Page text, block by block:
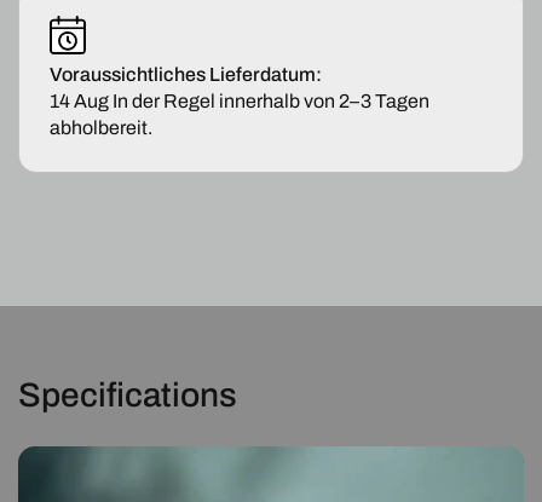
für
Hyundai
i10
08-
Hyundai
08-
Voraussichtliches Lieferdatum:
14 Aug In der Regel innerhalb von 2–3 Tagen
abholbereit.
Specifications